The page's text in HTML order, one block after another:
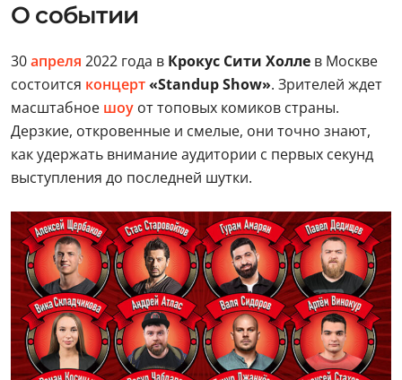
О событии
30апреля 2022 года в Крокус Сити Холле в Москве
состоится концерт«Standup Show». Зрителей ждет
масштабное шоу от топовых комиков страны.
Дерзкие, откровенные и смелые, они точно знают,
как удержать внимание аудитории с первых секунд
выступления до последней шутки.